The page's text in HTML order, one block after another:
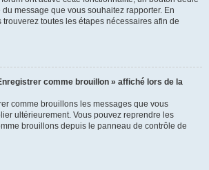
message que vous souhaitez rapporter. En
toutes les étapes nécessaires afin de
comme brouillon » affiché lors de la
comme brouillons les messages que vous
ultérieurement. Vous pouvez reprendre les
brouillons depuis le panneau de contrôle de